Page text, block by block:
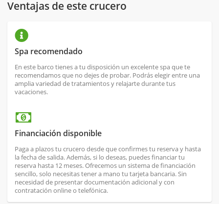
Ventajas de este crucero
Spa recomendado
En este barco tienes a tu disposición un excelente spa que te
recomendamos que no dejes de probar. Podrás elegir entre una
amplia variedad de tratamientos y relajarte durante tus
vacaciones.
Financiación disponible
Paga a plazos tu crucero desde que confirmes tu reserva y hasta
la fecha de salida. Además, si lo deseas, puedes financiar tu
reserva hasta 12 meses. Ofrecemos un sistema de financiación
sencillo, solo necesitas tener a mano tu tarjeta bancaria. Sin
necesidad de presentar documentación adicional y con
contratación online o telefónica.